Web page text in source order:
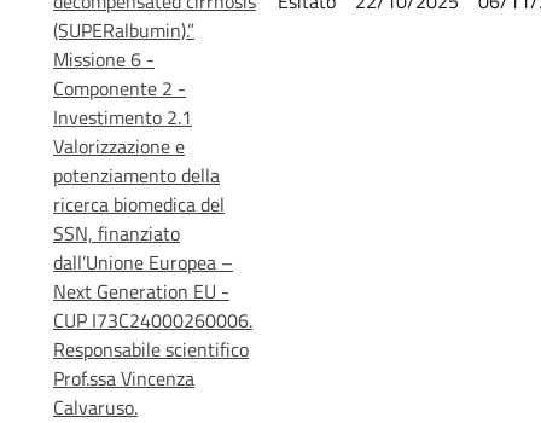
(SUPERalbumin).”
Missione 6 -
Componente 2 -
Investimento 2.1
Valorizzazione e
potenziamento della
ricerca biomedica del
SSN, finanziato
dall’Unione Europea –
Next Generation EU -
CUP I73C24000260006.
Responsabile scientifico
Prof.ssa Vincenza
Calvaruso.